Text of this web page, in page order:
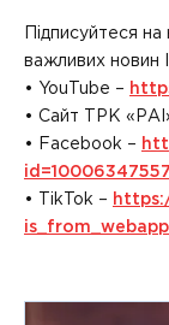
Підписуйтеся
важливих новин
• YouTube –
• Сайт ТРК
• Facebook –
• TikTok –